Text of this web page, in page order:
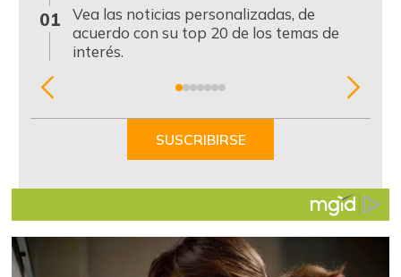
01
Vea las noticias personalizadas, de
acuerdo con su top 20 de los temas de
interés.
Item
SUSCRIBIRSE